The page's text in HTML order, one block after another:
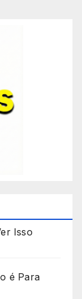
Isso
é Para